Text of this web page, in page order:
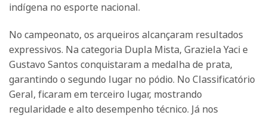
indígena no esporte nacional.
No campeonato, os arqueiros alcançaram resultados
expressivos. Na categoria Dupla Mista, Graziela Yaci e
Gustavo Santos conquistaram a medalha de prata,
garantindo o segundo lugar no pódio. No Classificatório
Geral, ficaram em terceiro lugar, mostrando
regularidade e alto desempenho técnico. Já nos